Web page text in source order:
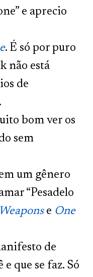
e aprecio
. É só por puro
não está
de
bom ver os
sem
um gênero
“Pesadelo
Weaponse One
de
que se faz. Só